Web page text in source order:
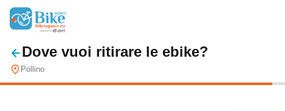
Dove vuoi ritirare le ebike?
Pollino